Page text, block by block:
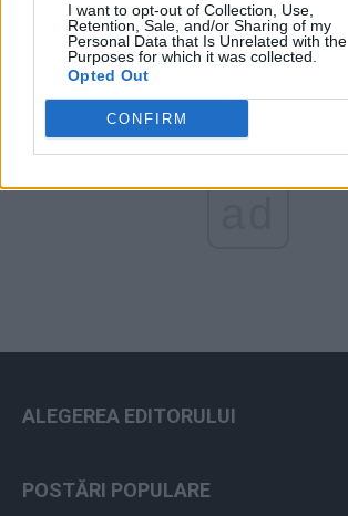
I want to opt-out of Collection, Use,
Retention, Sale, and/or Sharing of my
Personal Data that Is Unrelated with the
Purposes for which it was collected.
Opted Out
CONFIRM
ALEGEREA EDITORULUI
POSTĂRI POPULARE